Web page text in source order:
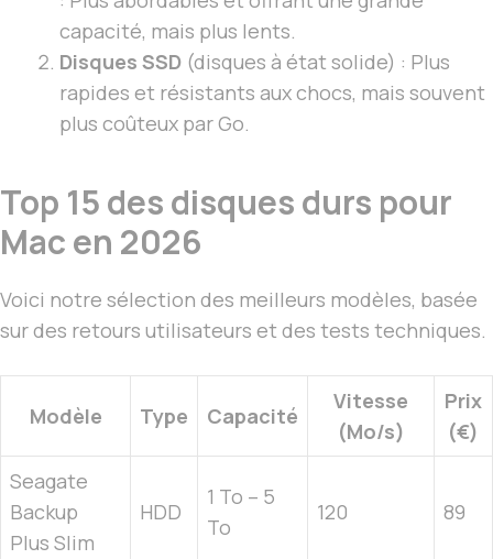
capacité, mais plus lents.
Disques SSD (disques à état solide) : Plus
rapides et résistants aux chocs, mais souvent
plus coûteux par Go.
Top 15 des disques durs pour
Mac en 2026
Voici notre sélection des meilleurs modèles, basée
sur des retours utilisateurs et des tests techniques.
Modèle Type Capacité
Vitesse
(Mo/s)
Prix
(€)
Seagate
Backup
Plus Slim
HDD
1 To – 5
To
120 89